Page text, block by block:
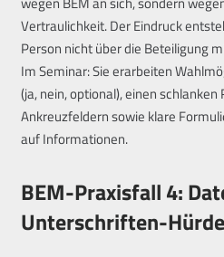
Vertraulichkeit. Der Eindruck
Person nicht über die Beteiligung
Im Seminar: Sie erarbeiten
(ja, nein, optional), einen
Ankreuzfeldern sowie klare
auf Informationen.
BEM-Praxisfall 4:
Unterschriften-Hürde